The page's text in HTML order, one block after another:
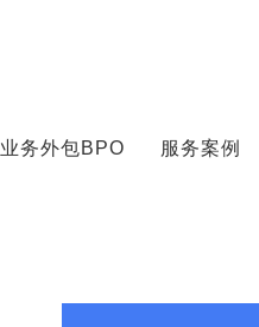
业务外包BPO 服务案例